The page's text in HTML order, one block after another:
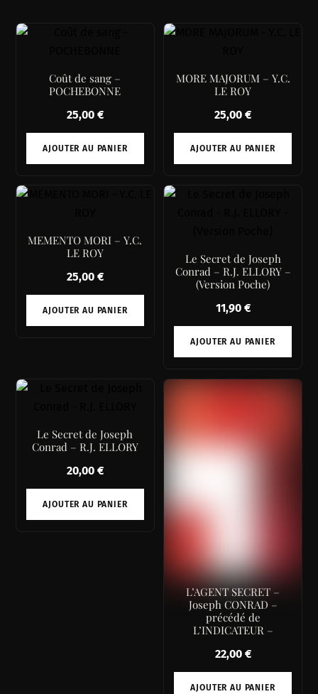
Coût de sang –
POCHEBONNE
25,00 €
AJOUTER AU PANIER
MORE MAJORUM – Y.C.
LE ROY
25,00 €
AJOUTER AU PANIER
MEMENTO MORI – Y.C.
LE ROY
25,00 €
AJOUTER AU PANIER
Le Secret de Joseph
Conrad – R.J. ELLORY –
(Version Poche)
11,90 €
AJOUTER AU PANIER
Le Secret de Joseph
Conrad – R.J. ELLORY
20,00 €
AJOUTER AU PANIER
L’AGENT SECRET –
Joseph CONRAD –
précédé de
L’INDICATEUR –
22,00 €
AJOUTER AU PANIER